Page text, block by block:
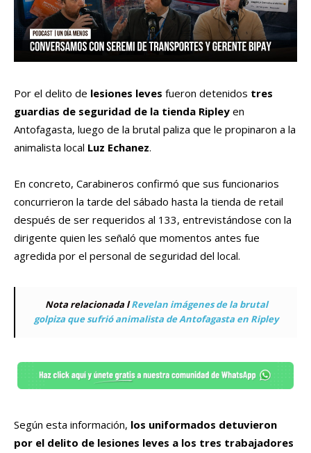
Por el delito de lesiones leves fueron detenidos tres
guardias de seguridad de la tienda Ripley en
Antofagasta, luego de la brutal paliza que le propinaron a la
animalista local Luz Echanez.
En concreto, Carabineros confirmó que sus funcionarios
concurrieron la tarde del sábado hasta la tienda de retail
después de ser requeridos al 133, entrevistándose con la
dirigente quien les señaló que momentos antes fue
agredida por el personal de seguridad del local.
Nota relacionada lRevelan imágenes de la brutal
golpiza que sufrió animalista de Antofagasta en Ripley
Según esta información, los uniformados detuvieron
por el delito de lesiones leves a los tres trabajadores